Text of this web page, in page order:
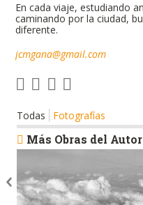
En cada viaje, estudiando
caminando por la ciudad,
diferente.
jcmgana@gmail.com
Todas Fotografías
Más Obras del Autor